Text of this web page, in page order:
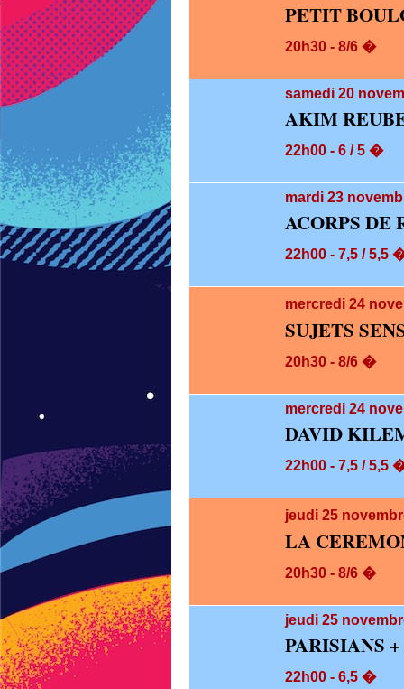
PETIT
20h30 - 8/6 �
samedi 20
AKIM
22h00 - 6 / 5 �
mardi 23
ACORPS DE
22h00 - 7,5 / 5,5
mercredi 24
SUJETS
20h30 - 8/6 �
mercredi 24
DAVID
22h00 - 7,5 / 5,5
jeudi 25
LA
20h30 - 8/6 �
jeudi 25
PARISIANS
22h00 - 6,5 �